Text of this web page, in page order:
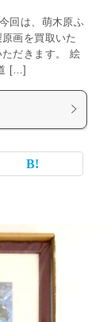
回は、萌木原ふ
画を買取いた
だきます。 絵
[…]